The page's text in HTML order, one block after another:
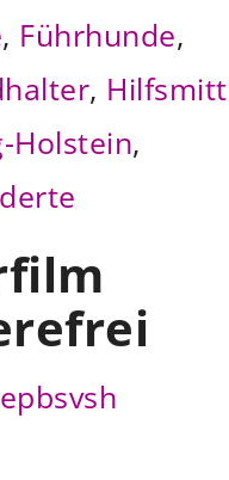
, Führhunde,
,
Holstein,